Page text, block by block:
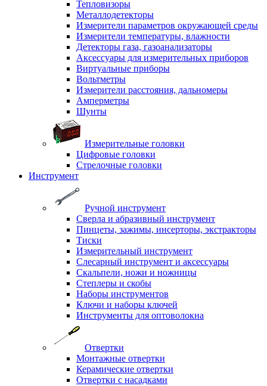
Тепловизоры
Металлодетекторы
Измерители параметров окружающей среды
Измерители температуры, влажности
Детекторы газа, газоанализаторы
Аксессуары для измерительных приборов
Виртуальные приборы
Вольтметры
Измерители расстояния, дальномеры
Амперметры
Шунты
Измерительные головки
Цифровые головки
Стрелочные головки
Инструмент
Ручной инструмент
Сверла и абразивный инструмент
Пинцеты, зажимы, инсерторы, экстракторы
Тиски
Измерительный инструмент
Слесарный инструмент и аксессуары
Скальпели, ножи и ножницы
Степлеры и скобы
Наборы инструментов
Ключи и наборы ключей
Инструменты для оптоволокна
Отвертки
Монтажные отвертки
Керамические отвертки
Отвертки с насадками